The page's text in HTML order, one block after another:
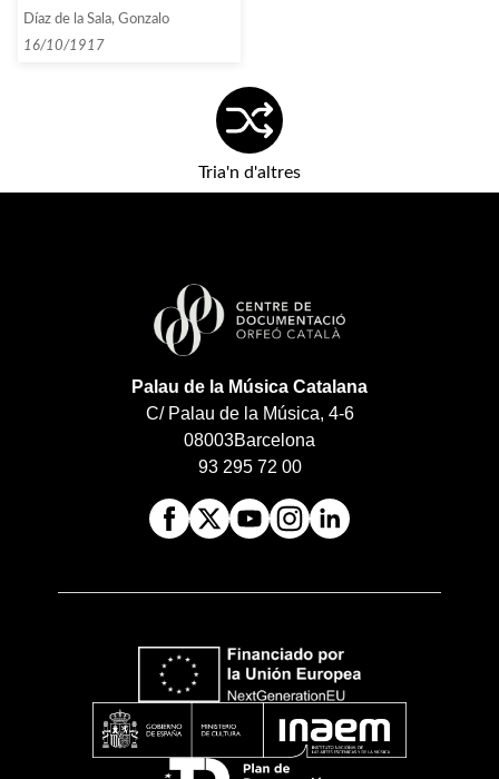
de Vallin per les diferents
societats espanyoles]
Díaz de la Sala, Gonzalo
16/10/1917
Tria'n d'altres
Palau de la Música Catalana
C/ Palau de la Música, 4-6
08003Barcelona
93 295 72 00